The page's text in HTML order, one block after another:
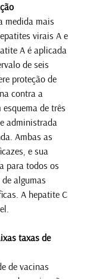
medida mais
virais A e
A é aplicada
de seis
proteção de
contra a
de três
administrada
Ambas as
e sua
para todos os
algumas
A hepatite C
taxas de
de vacinas